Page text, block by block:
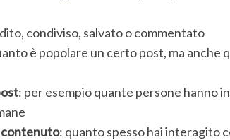
condiviso, salvato o commentato
è popolare un certo post, ma anche
: per esempio quante persone hanno
contenuto: quanto spesso hai interagito